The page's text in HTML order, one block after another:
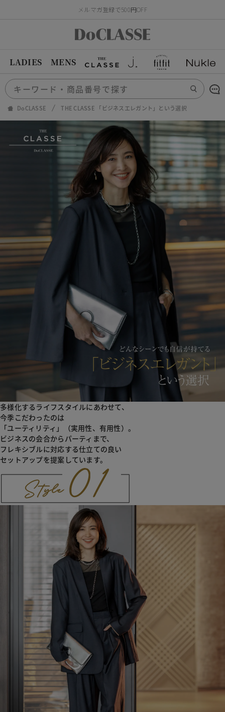
メルマガ登録で500円OFF
LADIES MENS
DoCLASSE THE CLASSE 「ビジネスエレガント」という選択
多様化するライフスタイルにあわせて、
今季こだわったのは
「ユーティリティ」（実用性、有用性）。
ビジネスの会合からパーティまで、
フレキシブルに対応する仕立ての良い
セットアップを提案しています。